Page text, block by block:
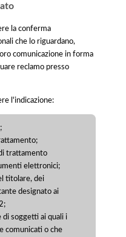
la conferma
che lo riguardano,
comunicazione in forma
reclamo presso
l'indicazione:
trattamento
elettronici;
titolare, dei
designato ai
soggetti ai quali i
comunicati o che